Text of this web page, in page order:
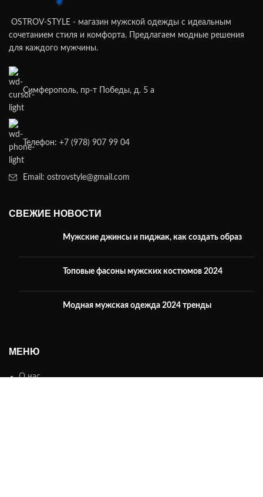
OSTROV-STYLE - магазин мужской одежды с идеальным
сочетанием стиля и комфорта. Предлагаем модные решения
для каждого мужчины.
Симферополь, пр-т Победы, д. 5 а
Телефон: +7 (978) 907 99 04
Email: ostrovstyle@gmail.com
СВЕЖИЕ НОВОСТИ
Мужские джинсы и пиджак, как создать образ
Топовые фасоны мужских костюмов 2024
Модная мужская одежда 2024 тренды
МЕНЮ
О нас